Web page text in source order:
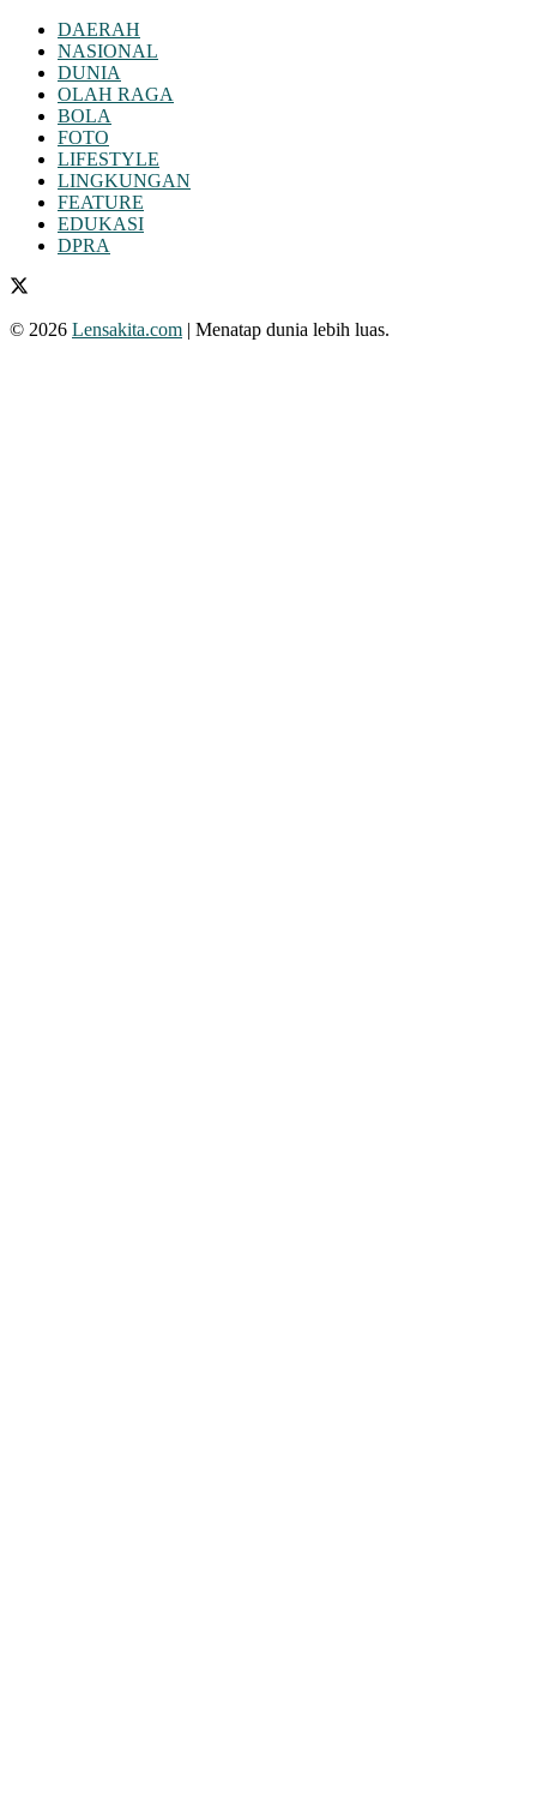
DAERAH
NASIONAL
DUNIA
OLAH RAGA
BOLA
FOTO
LIFESTYLE
LINGKUNGAN
FEATURE
EDUKASI
DPRA
© 2026 Lensakita.com | Menatap dunia lebih luas.